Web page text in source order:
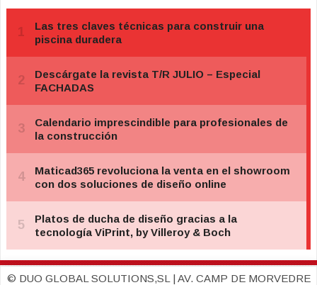
© DUO GLOBAL SOLUTIONS,SL | AV. CAMP DE MORVEDRE